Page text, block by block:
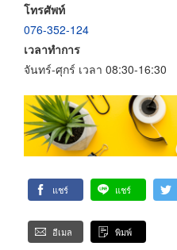
โทรศัพท์
076-352-124
เวลาทำการ
จันทร์-ศุกร์ เวลา 08:30-16:30
แชร์ แชร์
อีเมล พิมพ์